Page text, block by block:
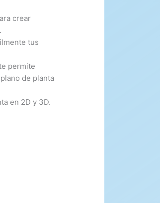
crear
tus
permite
de planta
en 2D y 3D.